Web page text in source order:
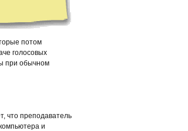
потом
голосовых
при обычном
что преподаватель
и